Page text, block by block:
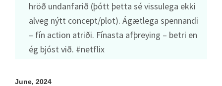
hröð undanfarið (þótt þetta sé vissulega ekki
alveg nýtt concept/plot). Ágætlega spennandi
– fín action atriði. Fínasta afþreying – betri en
ég bjóst við. #netflix
June, 2024